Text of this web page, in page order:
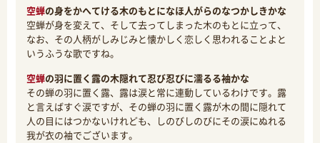
空蝉の身をかへてける木のもとになほ人がらのなつかしきかな
空蝉が身を変えて、そして去ってしまった木のもとに立って、
なお、その人柄がしみじみと懐かしく恋しく思われることよと
いうふうな歌ですね。
空蝉の羽に置く露の木隠れて忍び忍びに濡るる袖かな
その蝉の羽に置く露、露は涙と常に連動しているわけです。露
と言えばすぐ涙ですが、その蝉の羽に置く露が木の間に隠れて
人の目にはつかないけれども、しのびしのびにその涙にぬれる
我が衣の袖でございます。